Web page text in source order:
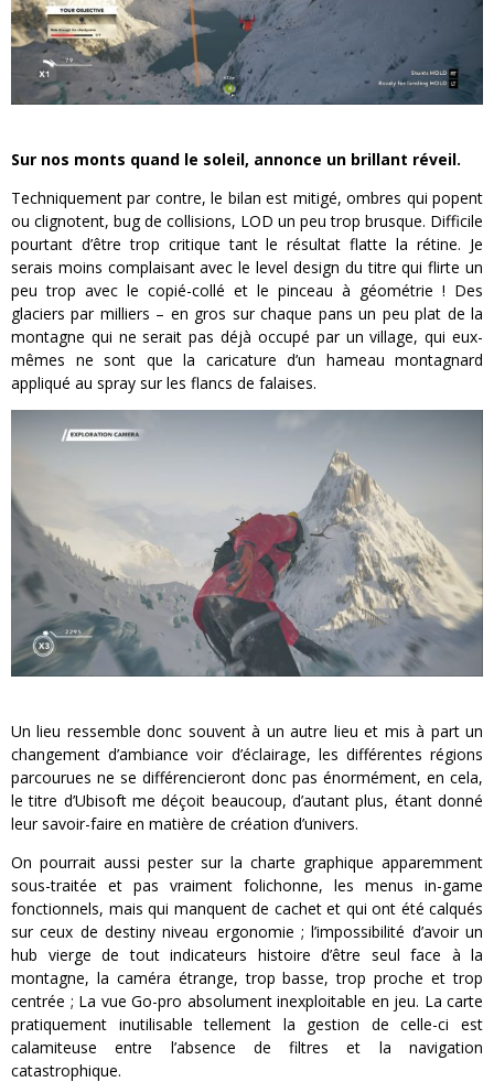
Sur nos monts quand le soleil, annonce un brillant réveil.
Techniquement par contre, le bilan est mitigé, ombres qui popent
ou clignotent, bug de collisions, LOD un peu trop brusque. Difficile
pourtant d’être trop critique tant le résultat flatte la rétine. Je
serais moins complaisant avec le level design du titre qui flirte un
peu trop avec le copié-collé et le pinceau à géométrie ! Des
glaciers par milliers – en gros sur chaque pans un peu plat de la
montagne qui ne serait pas déjà occupé par un village, qui eux-
mêmes ne sont que la caricature d’un hameau montagnard
appliqué au spray sur les flancs de falaises.
Un lieu ressemble donc souvent à un autre lieu et mis à part un
changement d’ambiance voir d’éclairage, les différentes régions
parcourues ne se différencieront donc pas énormément, en cela,
le titre d’Ubisoft me déçoit beaucoup, d’autant plus, étant donné
leur savoir-faire en matière de création d’univers.
On pourrait aussi pester sur la charte graphique apparemment
sous-traitée et pas vraiment folichonne, les menus in-game
fonctionnels, mais qui manquent de cachet et qui ont été calqués
sur ceux de destiny niveau ergonomie ; l’impossibilité d’avoir un
hub vierge de tout indicateurs histoire d’être seul face à la
montagne, la caméra étrange, trop basse, trop proche et trop
centrée ; La vue Go-pro absolument inexploitable en jeu. La carte
pratiquement inutilisable tellement la gestion de celle-ci est
calamiteuse entre l’absence de filtres et la navigation
catastrophique.